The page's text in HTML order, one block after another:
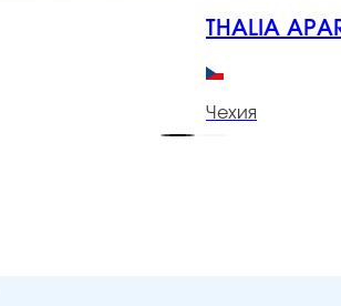
THALIA
Чехия